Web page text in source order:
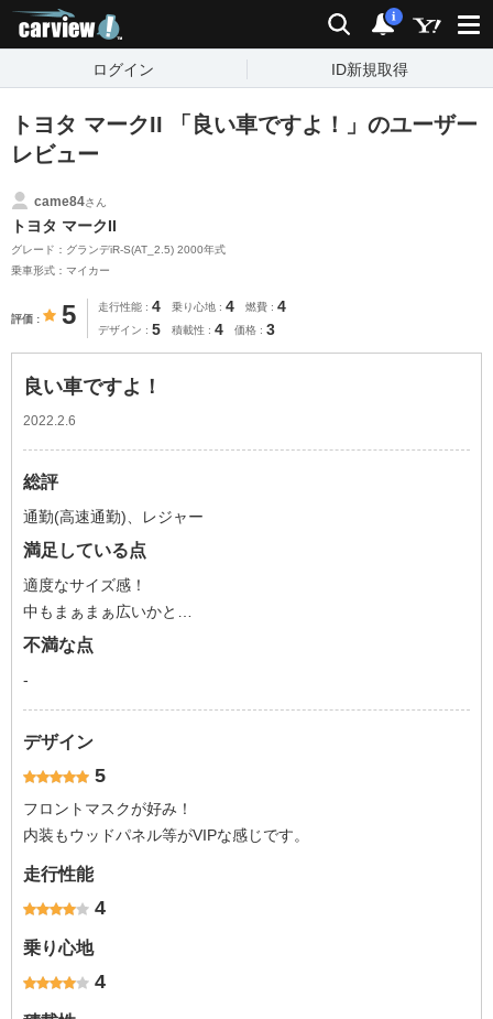
検索 通知
i
ログイン ID新規取得
トヨタ マークII 「良い車ですよ！」のユーザー
レビュー
came84さん
トヨタ マークII
グレード：グランデiR-S(AT_2.5) 2000年式
乗車形式：マイカー
評価 5 走行性能 4 乗り心地 4 燃費 4
デザイン 5 積載性 4 価格 3
良い車ですよ！
2022.2.6
総評
通勤(高速通勤)、レジャー
満足している点
適度なサイズ感！
中もまぁまぁ広いかと…
不満な点
-
デザイン
5
フロントマスクが好み！
内装もウッドパネル等がVIPな感じです。
走行性能
4
乗り心地
4